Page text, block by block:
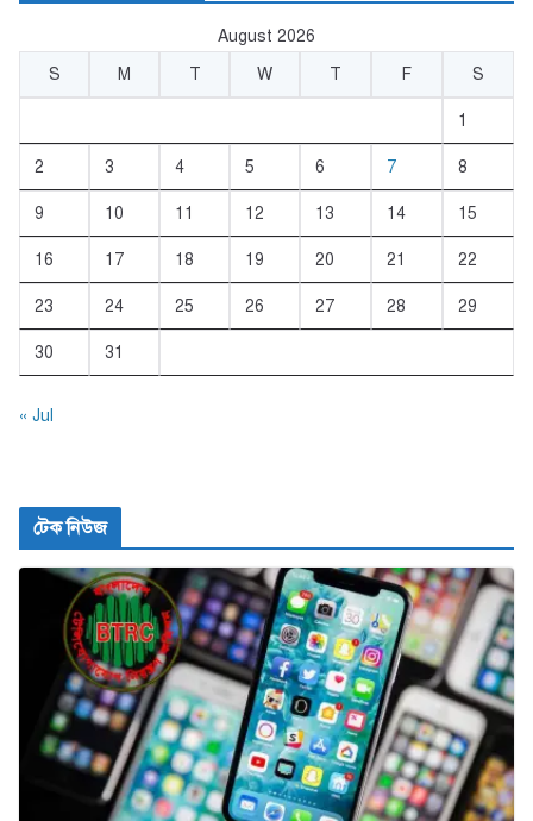
August 2026
S
M T W T F S
1
2 3 4 5 6 7 8
9 10 11 12 13 14 15
16 17 18 19 20 21 22
23 24 25 26 27 28 29
30 31
« Jul
টেক নিউজ